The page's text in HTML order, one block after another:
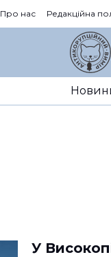
Про нас Редакційна
У